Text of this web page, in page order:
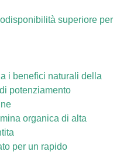
superiore per
i benefici naturali della
potenziamento
organica di alta
per un rapido